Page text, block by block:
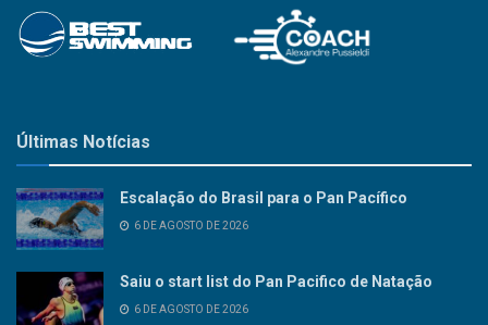
Últimas Notícias
Escalação do Brasil para o Pan Pacífico
6 DE AGOSTO DE 2026
Saiu o start list do Pan Pacifico de Natação
6 DE AGOSTO DE 2026